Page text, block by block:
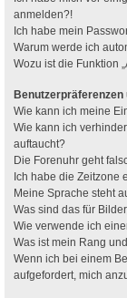
anmelden?!
Ich habe mein
Warum werde ich
Wozu ist die Funktion
Benutzerpräferenzen
Wie kann ich meine
Wie kann ich
auftaucht?
Die Forenuhr geht
Ich habe die Zeitzone
Meine Sprache steht
Was sind das für
Wie verwende ich
Was ist mein Rang
Wenn ich bei einem
aufgefordert, mich